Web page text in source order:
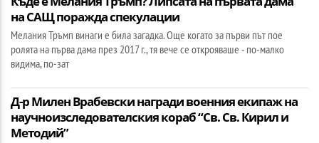
на САЩ поражда спекулации
Мелания Тръмп винаги е била загадка. Още когато за първи път пое
ролята на първа дама през 2017 г., тя вече се открояваше - по-малко
видима, по-зат
Д-р Милен Врабевски награди военния екипаж на
научноизследователския кораб “Св. Св. Кирил и
Методий”